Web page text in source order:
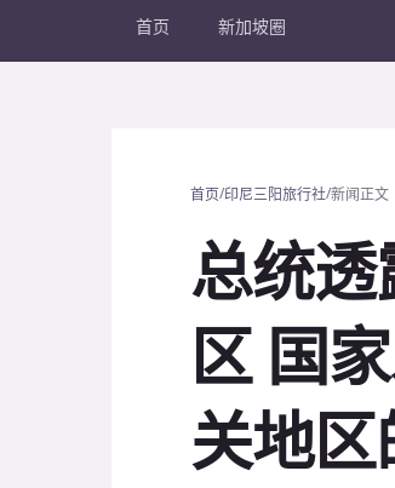
首页 新加坡圈
首页/印尼三阳旅行社/新闻正文
总统
区 国
关地